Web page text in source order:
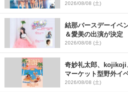
Onephony新体制1st
＞
2026/08/08 (土)
結那バースデーイベ
＆愛美の出演が決定
2026/08/08 (土)
奇妙礼太郎、kojikoji
マーケット型野外イ
早割チケット発売開始
2026/08/08 (土)